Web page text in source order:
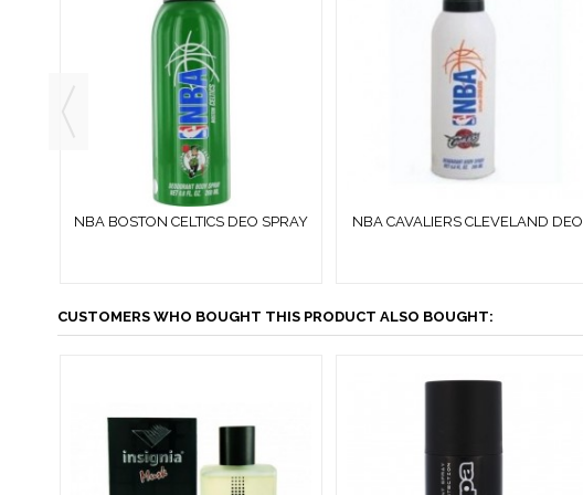
NBA BOSTON CELTICS DEO SPRAY
NBA CAVALIERS CLEVELAND DEO
CUSTOMERS WHO BOUGHT THIS PRODUCT ALSO BOUGHT: